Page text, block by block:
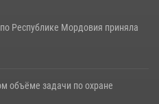
Республике Мордовия приняла
объёме задачи по охране